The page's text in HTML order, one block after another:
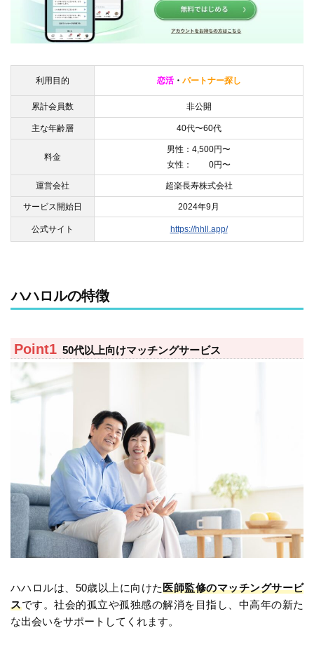
利用目的 恋活・ パートナー探し
累計会員数 非公開
主な年齢層 40代〜60代
料金
男性：4,500円〜
女性： 0円〜
運営会社 超楽長寿株式会社
サービス開始日 2024年9月
公式サイト https://hhll.app/
ハハロルの特徴
50代以上向けマッチングサービス
ハハロルは、50歳以上に向けた医師監修のマッチングサービ
スです。社会的孤立や孤独感の解消を目指し、中高年の新た
な出会いをサポートしてくれます。